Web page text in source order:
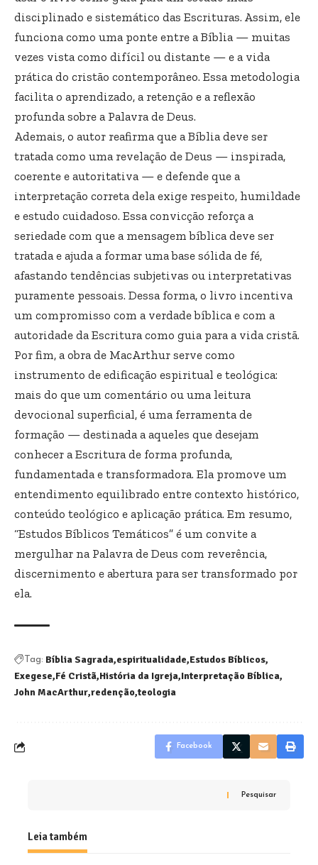
disciplinado e sistemático das Escrituras. Assim, ele
funciona como uma ponte entre a Bíblia — muitas
vezes vista como difícil ou distante — e a vida
prática do cristão contemporâneo. Essa metodologia
facilita o aprendizado, a retenção e a reflexão
profunda sobre a Palavra de Deus.
Ademais, o autor reafirma que a Bíblia deve ser
tratada como uma revelação de Deus — inspirada,
coerente e autoritativa — e defende que a
interpretação correta dela exige respeito, humildade
e estudo cuidadoso. Essa convicção reforça a
seriedade com que a mensagem bíblica deve ser
tratada e ajuda a formar uma base sólida de fé,
afastando tendências subjetivas ou interpretativas
puramente pessoais. Dessa forma, o livro incentiva
um compromisso com a verdade bíblica e com a
autoridade da Escritura como guia para a vida cristã.
Por fim, a obra de MacArthur serve como
instrumento de edificação espiritual e teológica:
mais do que um comentário ou uma leitura
devocional superficial, é uma ferramenta de
formação — destinada a aqueles que desejam
conhecer a Escritura de forma profunda,
fundamentada e transformadora. Ela promove um
entendimento equilibrado entre contexto histórico,
conteúdo teológico e aplicação prática. Em resumo,
“Estudos Bíblicos Temáticos” é um convite a
mergulhar na Palavra de Deus com reverência,
discernimento e abertura para ser transformado por
ela.
Tag: Bíblia Sagrada espiritualidade Estudos Bíblicos
Exegese Fé Cristã História da Igreja Interpretação Bíblica
John MacArthur redenção teologia
Facebook
Pesquisar
Leia também